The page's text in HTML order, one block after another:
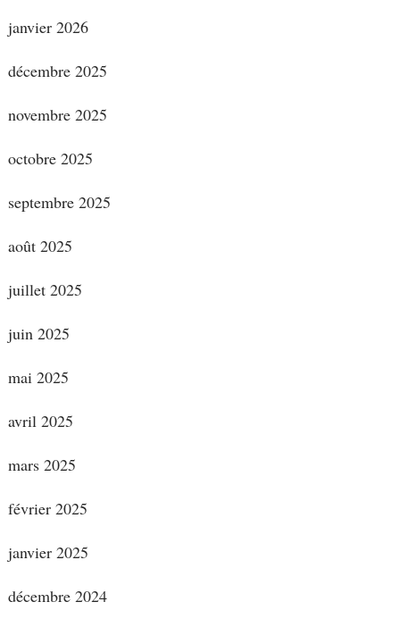
janvier 2026
décembre 2025
novembre 2025
octobre 2025
septembre 2025
août 2025
juillet 2025
juin 2025
mai 2025
avril 2025
mars 2025
février 2025
janvier 2025
décembre 2024